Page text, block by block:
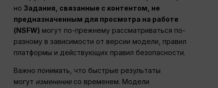
ноЗадания, связанные с контентом, не
предназначенным для просмотра на работе
(NSFW) могут по-прежнему рассматриваться по-
разному в зависимости от версии модели, правил
платформы и действующих правил безопасности.
Важно понимать, что быстрые результаты
могут изменениесо временем. Модели